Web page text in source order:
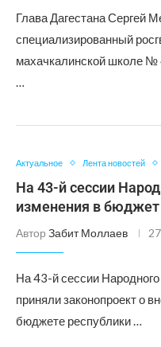
Глава Дагестана Сергей
специализированный
махачкалинской школе
…
Актуальное Лента новостей
На 43-й сессии
изменения в бюджет
Автор Забит Моллаев
На 43-й сессии
приняли законопроект о
бюджете республики …